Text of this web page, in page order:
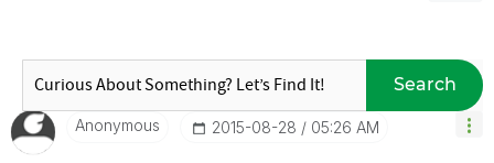
Search
Anonymous ‎2015-08-28 05:26 AM